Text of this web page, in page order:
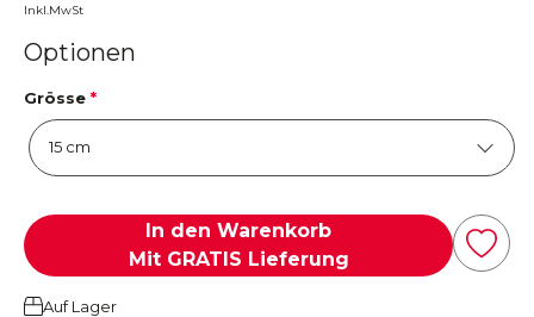
Inkl.MwSt
Optionen
Grösse *
In den Warenkorb
Mit GRATIS Lieferung
Auf Lager